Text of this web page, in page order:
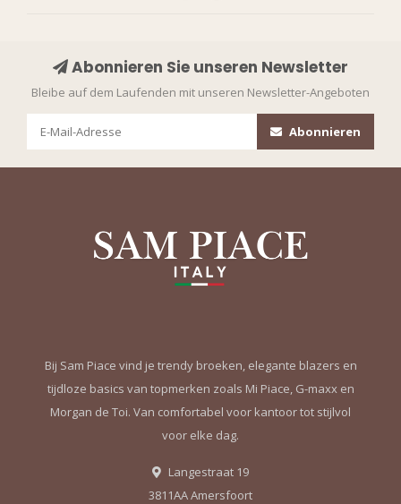
Abonnieren Sie unseren Newsletter
Bleibe auf dem Laufenden mit unseren Newsletter-Angeboten
Abonnieren
Bij Sam Piace vind je trendy broeken, elegante blazers en
tijdloze basics van topmerken zoals Mi Piace, G-maxx en
Morgan de Toi. Van comfortabel voor kantoor tot stijlvol
voor elke dag.
Langestraat 19
3811AA Amersfoort